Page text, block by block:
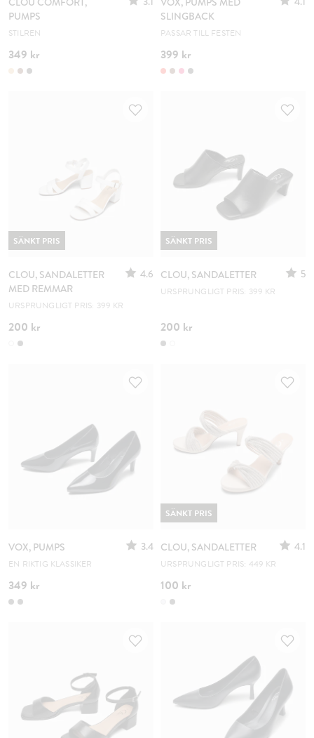
PUMPS
STILREN
349 kr
SLINGBACK
PASSAR TILL FESTEN
399 kr
CLOU, SANDALETTER
MED REMMAR
4.6
URSPRUNGLIGT PRIS: 399 KR
200 kr
SÄNKT PRIS
CLOU, SANDALETTER 5
URSPRUNGLIGT PRIS: 399 KR
200 kr
SÄNKT PRIS
VOX, PUMPS 3.4
EN RIKTIG KLASSIKER
349 kr
CLOU, SANDALETTER 4.1
URSPRUNGLIGT PRIS: 449 KR
100 kr
SÄNKT PRIS